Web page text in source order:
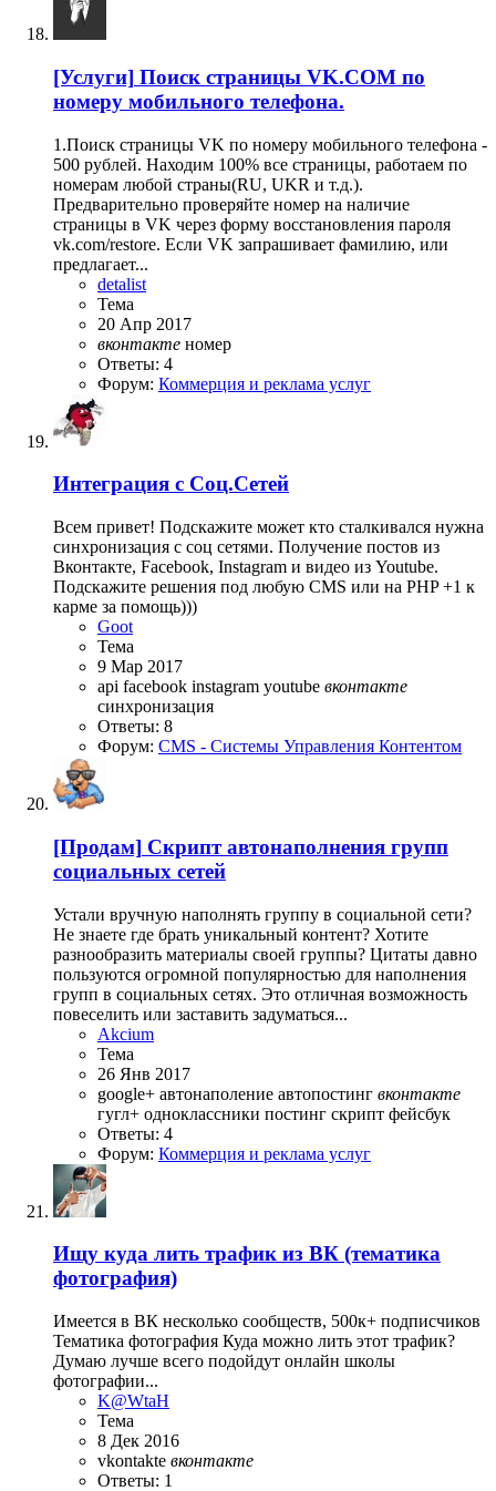
[Услуги] Поиск страницы VK.COM по
номеру мобильного телефона.
1.Поиск страницы VK по номеру мобильного телефона -
500 рублей. Находим 100% все страницы, работаем по
номерам любой страны(RU, UKR и т.д.).
Предварительно проверяйте номер на наличие
страницы в VK через форму восстановления пароля
vk.com/restore. Если VK запрашивает фамилию, или
предлагает...
detalist
Тема
20 Апр 2017
вконтакте номер
Ответы: 4
Форум: Коммерция и реклама услуг
Интеграция с Соц.Сетей
Всем привет! Подскажите может кто сталкивался нужна
синхронизация с соц сетями. Получение постов из
Вконтакте, Facebook, Instagram и видео из Youtube.
Подскажите решения под любую CMS или на PHP +1 к
карме за помощь)))
Goot
Тема
9 Мар 2017
api facebook instagram youtube вконтакте
синхронизация
Ответы: 8
Форум: CMS - Системы Управления Контентом
[Продам] Скрипт автонаполнения групп
социальных сетей
Устали вручную наполнять группу в социальной сети?
Не знаете где брать уникальный контент? Хотите
разнообразить материалы своей группы? Цитаты давно
пользуются огромной популярностью для наполнения
групп в социальных сетях. Это отличная возможность
повеселить или заставить задуматься...
Akcium
Тема
26 Янв 2017
google+ автонаполение автопостинг вконтакте
гугл+ одноклассники постинг скрипт фейсбук
Ответы: 4
Форум: Коммерция и реклама услуг
Ищу куда лить трафик из ВК (тематика
фотография)
Имеется в ВК несколько сообществ, 500к+ подписчиков
Тематика фотография Куда можно лить этот трафик?
Думаю лучше всего подойдут онлайн школы
фотографии...
K@WtaH
Тема
8 Дек 2016
vkontakte вконтакте
Ответы: 1